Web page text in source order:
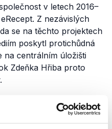
v letech 2016–
Z nezávislých
se na těchto projektech
poskytl protichůdná
na centrálním úložišti
Zdeňka Hřiba proto